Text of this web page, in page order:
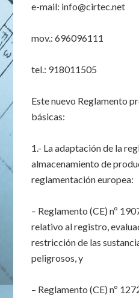
e-mail: info@cirtec.net
mov.: 696096111
tel.: 918011505
Este nuevo Reglamento
básicas:
1.- La adaptación de la
almacenamiento de
reglamentación europea:
– Reglamento (CE) nº
relativo al registro,
restricción de las
peligrosos, y
– Reglamento (CE) nº